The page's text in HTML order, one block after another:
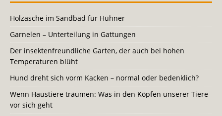
Holzasche im Sandbad für Hühner
Garnelen – Unterteilung in Gattungen
Der insektenfreundliche Garten, der auch bei hohen
Temperaturen blüht
Hund dreht sich vorm Kacken – normal oder bedenklich?
Wenn Haustiere träumen: Was in den Köpfen unserer Tiere
vor sich geht